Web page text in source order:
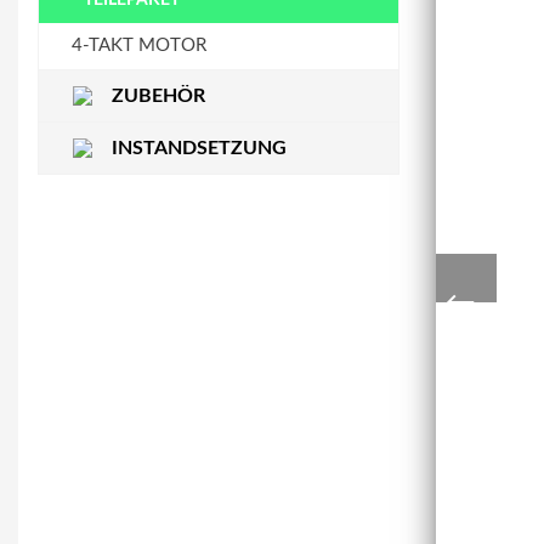
STEUERKETTENSCHIENEWASSERPUMPE
4-TAKT MOTOR
ZUBEHÖR
INSTANDSETZUNG